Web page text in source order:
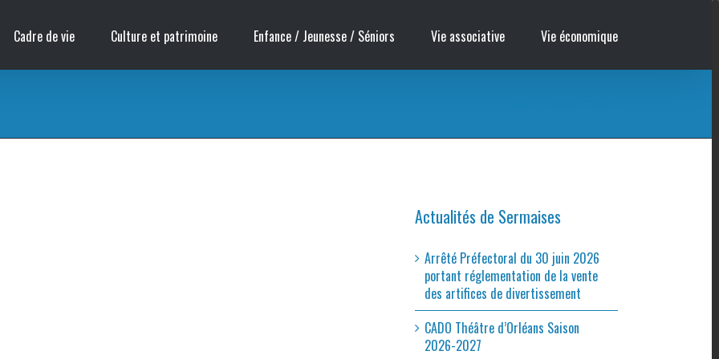
Cadre de vie Culture et patrimoine Enfance / Jeunesse / Séniors Vie associative Vie économique
Actualités de Sermaises
Arrêté Préfectoral du 30 juin 2026
portant réglementation de la vente
des artifices de divertissement
CADO Théâtre d’Orléans Saison
2026-2027